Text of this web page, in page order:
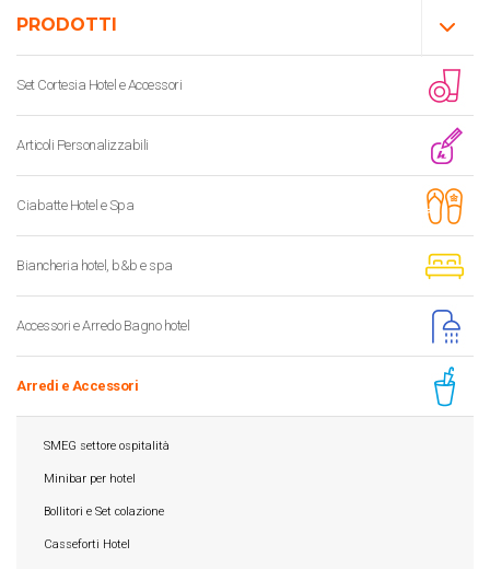
PRODOTTI
Set Cortesia Hotel e Accessori
Articoli Personalizzabili
Ciabatte Hotel e Spa
Biancheria hotel, b&b e spa
Accessori e Arredo Bagno hotel
Arredi e Accessori
SMEG settore ospitalità
Minibar per hotel
Bollitori e Set colazione
Casseforti Hotel